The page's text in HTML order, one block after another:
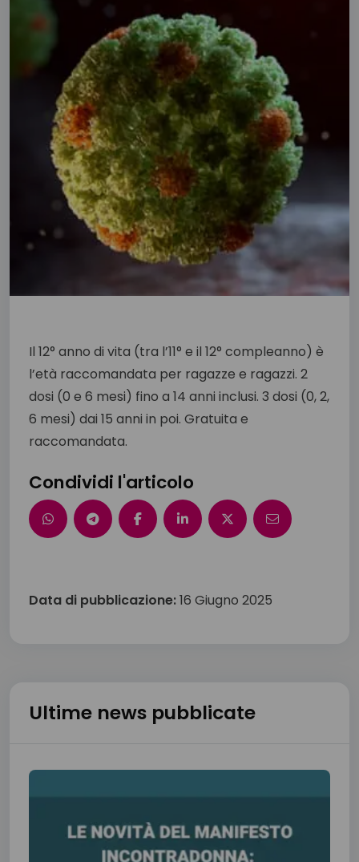
Il 12° anno di vita (tra l’11° e il 12° compleanno) è
l’età raccomandata per ragazze e ragazzi. 2
dosi (0 e 6 mesi) fino a 14 anni inclusi. 3 dosi (0, 2,
6 mesi) dai 15 anni in poi. Gratuita e
raccomandata.
Condividi l'articolo
Data di pubblicazione:16 Giugno 2025
Ultime news pubblicate